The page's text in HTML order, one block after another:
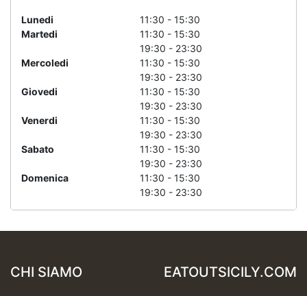
Lunedi
11:30 - 15:30
Martedi
11:30 - 15:30
19:30 - 23:30
Mercoledi
11:30 - 15:30
19:30 - 23:30
Giovedi
11:30 - 15:30
19:30 - 23:30
Venerdi
11:30 - 15:30
19:30 - 23:30
Sabato
11:30 - 15:30
19:30 - 23:30
Domenica
11:30 - 15:30
19:30 - 23:30
CHI SIAMO EATOUTSICILY.COM